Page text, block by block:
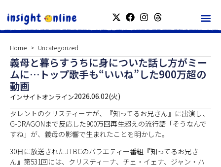
Home Uncategorized
義母と暮らすうちに身についた話し方がミー
ムに…トップ歌手も“いいね”した900万超の
動画
インサイトオンライン2026.06.02(火)
タレントのクリスティーナが、『知ってるお兄さん』に出演し、
G-DRAGONまで反応した900万回再生超えの流行語「そうなんで
すね」が、義母の影響で生まれたことを明かした。
30日に放送されたJTBCのバラエティー番組『知ってるお兄さ
ん』第531回には、クリスティーナ、チェ・イェナ、ジャン・ハ